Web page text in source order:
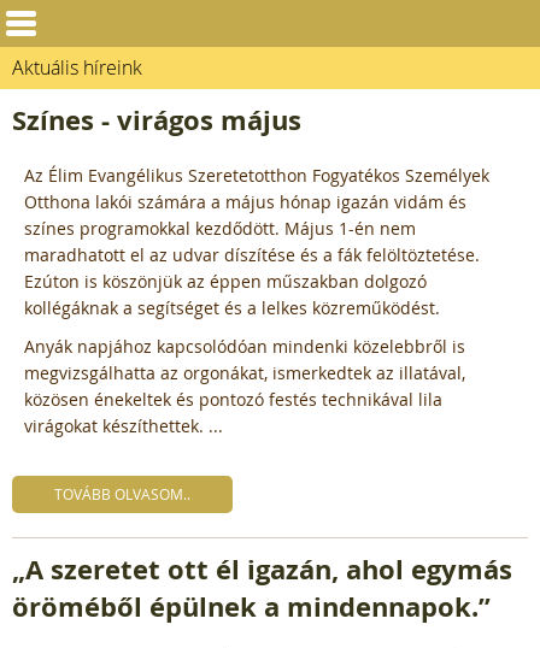
Aktuális híreink
Színes - virágos május
Az Élim Evangélikus Szeretetotthon Fogyatékos Személyek
Otthona lakói számára a május hónap igazán vidám és
színes programokkal kezdődött. Május 1-én nem
maradhatott el az udvar díszítése és a fák felöltöztetése.
Ezúton is köszönjük az éppen műszakban dolgozó
kollégáknak a segítséget és a lelkes közreműködést.
Anyák napjához kapcsolódóan mindenki közelebbről is
megvizsgálhatta az orgonákat, ismerkedtek az illatával,
közösen énekeltek és pontozó festés technikával lila
virágokat készíthettek. ...
TOVÁBB OLVASOM..
„A szeretet ott él igazán, ahol egymás
öröméből épülnek a mindennapok.”